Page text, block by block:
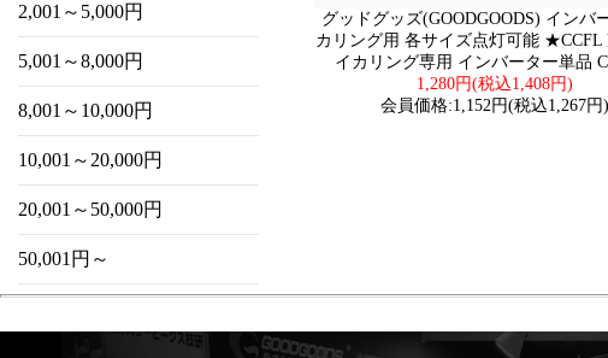
2,001～5,000円
5,001～8,000円
8,001～10,000円
10,001～20,000円
20,001～50,000円
50,001円～
グッドグッズ(GOODGOODS) インバ
カリング用 各サイズ点灯可能 ★CCFL
イカリング専用 インバーター単品
1,280円(税込1,408円)
会員価格:1,152円(税込1,267円)